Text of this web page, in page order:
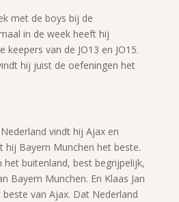
met de boys bij de
in de week heeft hij
keepers van de JO13 en JO15.
hij juist de oefeningen het
vindt hij Ajax en
hij Bayern Munchen het beste.
het buitenland, best begrijpelijk,
Bayern Munchen. En Klaas Jan
van Ajax. Dat Nederland